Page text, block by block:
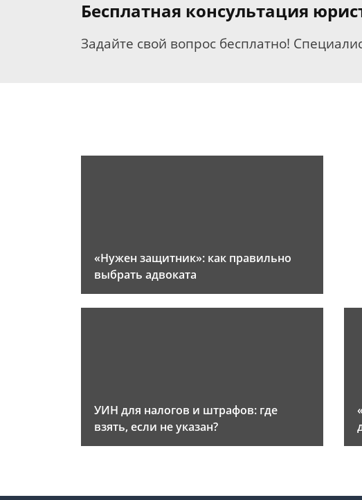
Бесплатная консультация
Задайте свой вопрос бесплатно!
«Нужен защитник»: как правильно
выбрать адвоката
УИН для налогов и штрафов: где
взять, если не указан?